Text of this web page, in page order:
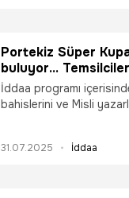
Portekiz Süper
buluyor…
çıkıyor! İşte
Maçları
İddaa programı
bahislerini ve Misli
Misli’de!
31.07.2025 İddaa